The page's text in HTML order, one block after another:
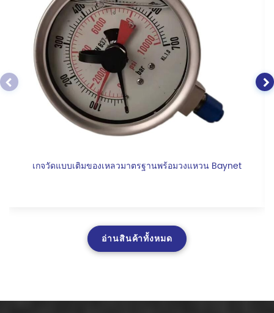
เกจวัดแบบเติมของเหลวมาตรฐานพร้อมวงแหวน Baynet
อ่านสินค้าทั้งหมด